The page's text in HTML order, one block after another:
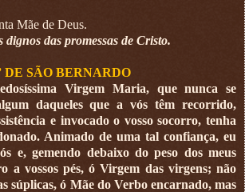
Mãe de Deus.
dignos das promessas de Cristo.
SÃO BERNARDO
Virgem Maria, que nunca se
daqueles que a vós têm recorrido,
e invocado o vosso socorro, tenha
Animado de uma tal confiança, eu
e, gemendo debaixo do peso dos meus
a vossos pés, ó Virgem das virgens; não
súplicas, ó Mãe do Verbo encarnado, mas